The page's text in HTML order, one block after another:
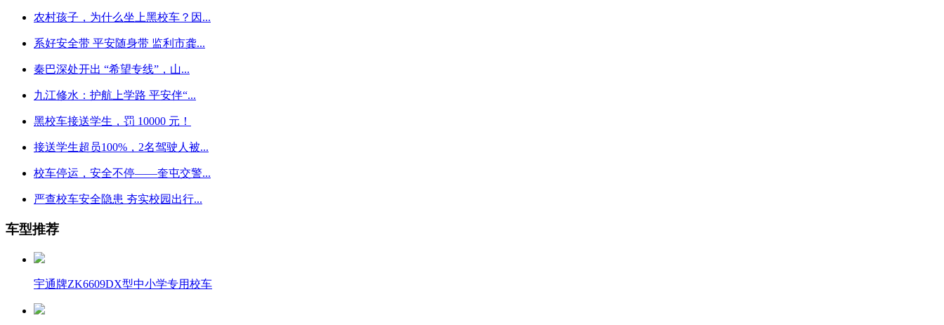
农村孩子，为什么坐上黑校车？因...
系好安全带 平安随身带 监利市龚...
秦巴深处开出 “希望专线”，山...
九江修水：护航上学路 平安伴“...
黑校车接送学生，罚 10000 元！
接送学生超员100%，2名驾驶人被...
校车停运，安全不停——奎屯交警...
严查校车安全隐患 夯实校园出行...
车型推荐
宇通牌ZK6609DX型中小学专用校车